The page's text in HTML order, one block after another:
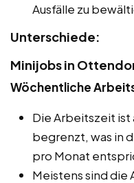
Ausfälle zu
Unterschiede:
Minijobs in
Wöchentliche
Die Arbeitszeit ist
begrenzt, was in
pro Monat
Meistens sind